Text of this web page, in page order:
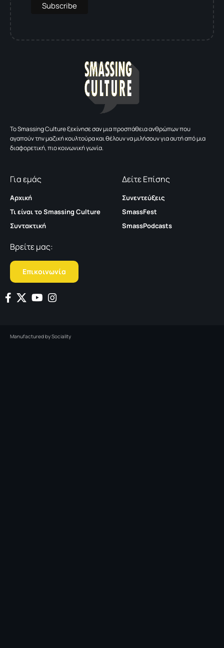
To Smassing Culture ξεκίνησε σαν μια προσπάθεια ανθρώπων που
αγαπούν την μαζική κουλτούρα και θέλουν να μιλήσουν για αυτή από μια
διαφορετική, πιο κοινωνική γωνία.
Για εμάς
Αρχική
Τι είναι το Smassing Culture
Συντακτική
Δείτε Επίσης
Συνεντεύξεις
SmassFest
SmassPodcasts
Βρείτε μας:
Επικοινωνία
Manufactured bySociality